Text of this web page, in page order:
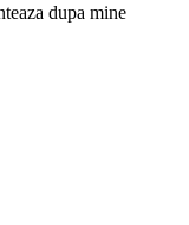
dupa mine